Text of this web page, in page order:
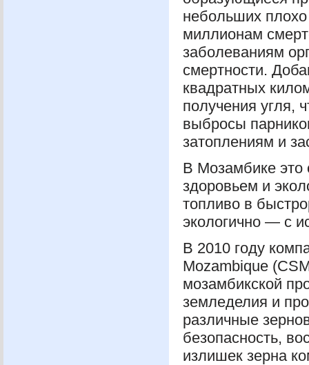
небольших
миллионам
заболеваниям
смертности.
квадратных
получения угля,
выбросы
затоплениям и
В Мозамбике это
здоровьем и
топливо в
экологично — с
В 2010 году
Mozambique (
мозамбикской
земледелия и
различные
безопасность,
излишек зерна